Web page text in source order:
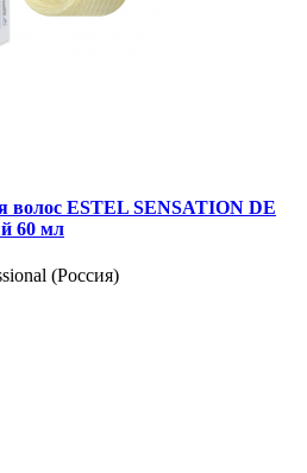
волос ESTEL SENSATION DE
60 мл
(Россия)